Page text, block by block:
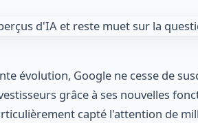
évolution, Google ne cesse de
grâce à ses nouvelles
capté l'attention de